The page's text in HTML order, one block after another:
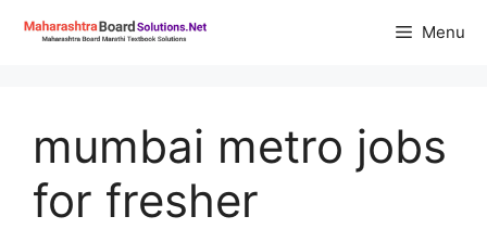
Menu
mumbai metro jobs
for fresher